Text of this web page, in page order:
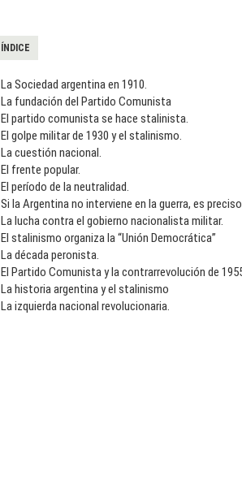
ÍNDICE
La Sociedad argentina en 1910.
La fundación del Partido Comunista
El partido comunista se hace stalinista.
El golpe militar de 1930 y el stalinismo.
La cuestión nacional.
El frente popular.
El período de la neutralidad.
Si la Argentina no interviene en la guerra, es
La lucha contra el gobierno nacionalista militar.
El stalinismo organiza la “Unión Democrática”
La década peronista.
El Partido Comunista y la contrarrevolución de
La historia argentina y el stalinismo
La izquierda nacional revolucionaria.